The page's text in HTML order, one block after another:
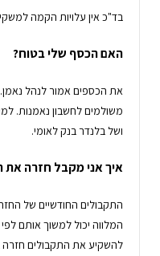
בד"כ אין עלויות הקמה
האם הכסף שלי בטוח?
את הכספים אמור לנהל
משולמים לחשבון נאמנות.
ושל בלנדר בנק לאומי.
איך אני מקבל חזרה
התקבולים החודשיים של
המלווה יכול למשוך אותם
להשקיע את התקבולים חזרה